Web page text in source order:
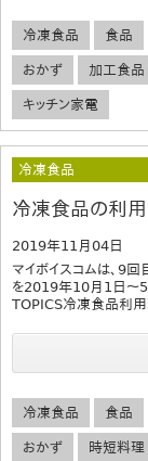
冷凍食品 食品
おかず 加工食品
キッチン家電
冷凍食品
冷凍食品の利
2019年11月04日
マイボイスコムは、9
を2019年10月1日～5
TOPICS冷凍食品利用
冷凍食品 食品
おかず 時短料理